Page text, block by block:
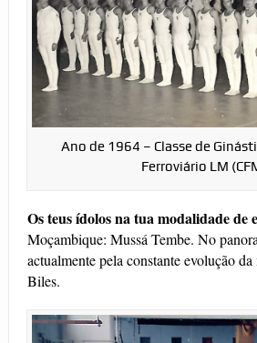
Ano de 1964 – Classe de
Ferroviário LM
Os teus ídolos na tua modalidade de
Moçambique: Mussá Tembe. No
actualmente pela constante evolução
Biles.